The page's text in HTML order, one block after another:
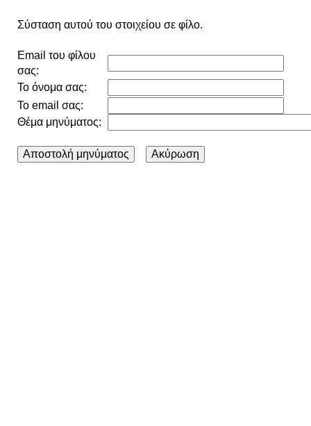
Σύσταση αυτού του στοιχείου σε φίλο.
Email του φίλου
σας:
Το όνομα σας:
Το email σας:
Θέμα μηνύματος: